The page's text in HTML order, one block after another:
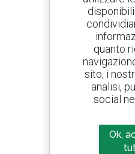
Crea
e ricevi annunci di
800
Manitou
quanto
sito, i
analisi,
social
Ok,